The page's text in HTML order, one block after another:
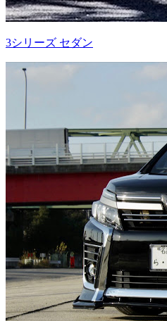
3シリーズ セダン